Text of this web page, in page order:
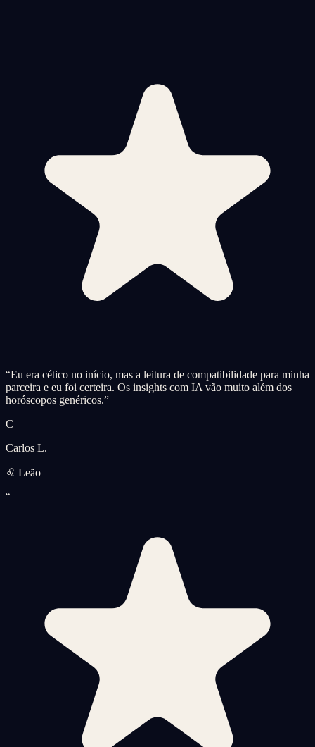
“Eu era cético no início, mas a leitura de compatibilidade para minha
parceira e eu foi certeira. Os insights com IA vão muito além dos
horóscopos genéricos.”
C
Carlos L.
♌ Leão
“